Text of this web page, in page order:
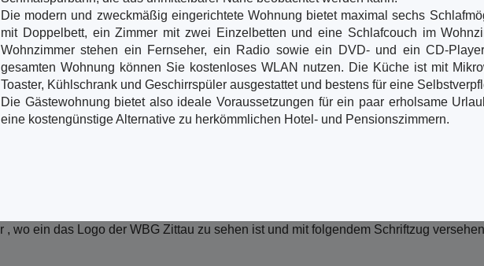
Die modern und zweckmäßig eingerichtete Wohnung bietet maximal sechs
mit Doppelbett, ein Zimmer mit zwei Einzelbetten und eine Schlafcouch im
Wohnzimmer stehen ein Fernseher, ein Radio sowie ein DVD- und ein CD-
gesamten Wohnung können Sie kostenloses WLAN nutzen. Die Küche ist mit
Toaster, Kühlschrank und Geschirrspüler ausgestattet und bestens für eine
Die Gästewohnung bietet also ideale Voraussetzungen für ein paar erholsame
eine kostengünstige Alternative zu herkömmlichen Hotel- und Pensionszimmern.